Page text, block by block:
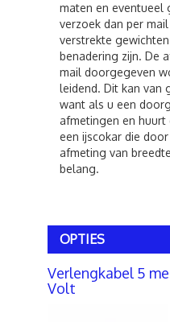
maten en eventueel
verzoek dan per
verstrekte
benadering zijn. De
mail doorgegeven
leidend. Dit kan van
want als u een
afmetingen en huurt
een ijscokar die
afmeting van
belang.
OPTIES
Verlengkabel 5
Volt